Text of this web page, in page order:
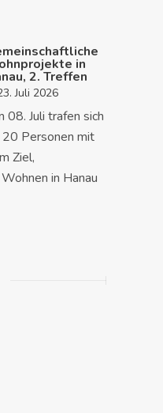
in
2. Treffen
Juli 2026
08. Juli trafen sich
20 Personen mit
Ziel,
in Hanau